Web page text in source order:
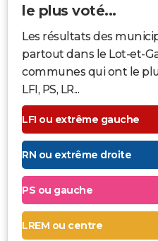
le plus voté...
Les résultats des
partout dans le Lot-et-
communes qui ont le
LFI, PS, LR...
LFI ou extrême gauche
RN ou extrême droite
PS ou gauche
LREM ou centre